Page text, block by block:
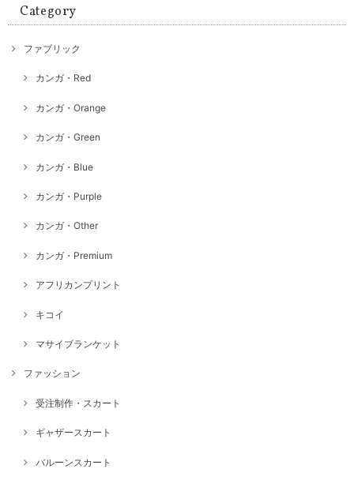
Category
ファブリック
カンガ・Red
カンガ・Orange
カンガ・Green
カンガ・Blue
カンガ・Purple
カンガ・Other
カンガ・Premium
アフリカンプリント
キコイ
マサイブランケット
ファッション
受注制作・スカート
ギャザースカート
バルーンスカート